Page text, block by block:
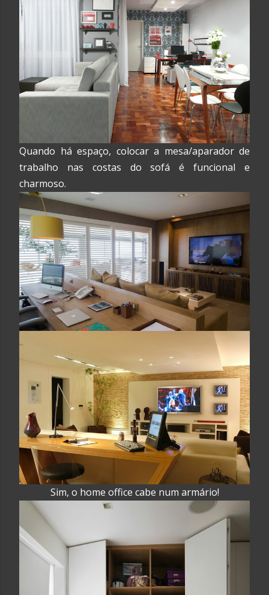
Quando há espaço, colocar a mesa/aparador de
trabalho nas costas do sofá é funcional e
charmoso.
Sim, o home office cabe num armário!